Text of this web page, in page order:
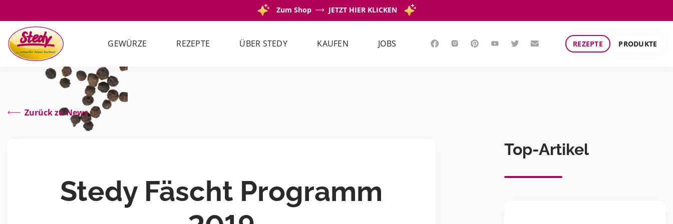
Zum Shop JETZT HIER KLICKEN
GEWÜRZE REZEPTE ÜBER STEDY KAUFEN JOBS REZEPTE PRODUKTE
Zurück zu News
Stedy Fäscht Programm
Top-Artikel